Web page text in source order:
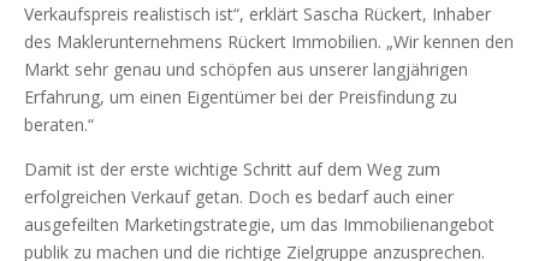
Verkaufspreis realistisch ist“, erklärt Sascha Rückert, Inhaber
des Maklerunternehmens Rückert Immobilien. „Wir kennen den
Markt sehr genau und schöpfen aus unserer langjährigen
Erfahrung, um einen Eigentümer bei der Preisfindung zu
beraten.“
Damit ist der erste wichtige Schritt auf dem Weg zum
erfolgreichen Verkauf getan. Doch es bedarf auch einer
ausgefeilten Marketingstrategie, um das Immobilienangebot
publik zu machen und die richtige Zielgruppe anzusprechen.